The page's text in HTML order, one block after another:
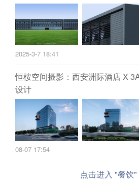
2025-3-7 18:41
恒桉空间摄影：西安洲际酒店 X
设计
08-07 17:54
点击进入 "餐饮"